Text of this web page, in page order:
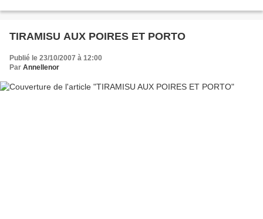
TIRAMISU AUX POIRES ET PORTO
Publié le 23/10/2007 à 12:00
Par Annellenor